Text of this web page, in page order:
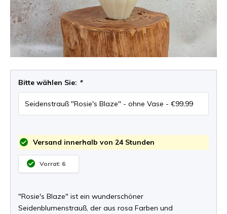
Bitte wählen Sie: *
Versand innerhalb von 24 Stunden
Vorrat: 6
"Rosie's Blaze" ist ein wunderschöner
Seidenblumenstrauß, der aus rosa Farben und